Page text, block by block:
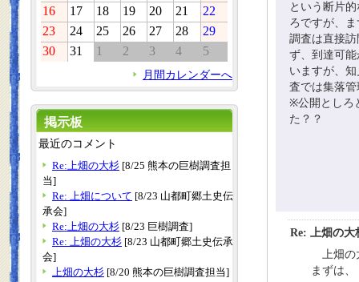
という断片
ろですが、
調査は直接
ず、到達可
いますが、
査では集落
※公開としろ
た？？
Re: 上畑の大
上畑の
まずは
16
17 18 19 20 21
22
23
24 25 26 27 28
29
30
31 1 2 3 4 5
月間カレンダーへ
掲示板
最近のコメント
Re:上畑の大杉 [8/25 熊本の巨樹調査担
当]
Re: 上畑について [8/23 山都町郷土史伝
承会]
Re:上畑の大杉 [8/23 巨樹調査]
Re: 上畑の大杉 [8/23 山都町郷土史伝承
会]
上畑の大杉 [8/20 熊本の巨樹調査担当]